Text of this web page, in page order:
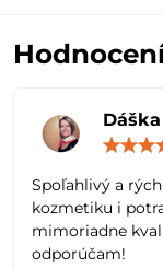
Dáška
Spoľahlivý a
kozmetiku i
mimoriadne
odporúčam!